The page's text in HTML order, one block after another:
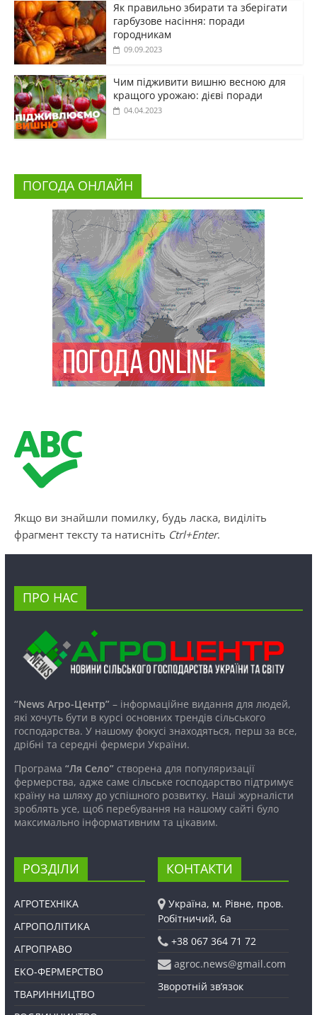
Як правильно збирати та зберігати
гарбузове насіння: поради
городникам
09.09.2023
Чим підживити вишню весною для
кращого урожаю: дієві поради
04.04.2023
ПОГОДА ОНЛАЙН
Якщо ви знайшли помилку, будь ласка, виділіть
фрагмент тексту та натисніть Ctrl+Enter.
ПРО НАС
“News Агро-Центр”– інформаційне видання для людей,
які хочуть бути в курсі основних трендів сільського
господарства. У нашому фокусі знаходяться, перш за все,
дрібні та середні фермери України.
Програма “Ля Село”створена для популяризації
фермерства, адже саме сільське господарство підтримує
країну на шляху до успішного розвитку. Наші журналісти
зроблять усе, щоб перебування на нашому сайті було
максимально інформативним та цікавим.
РОЗДІЛИ
АГРОТЕХНІКА
АГРОПОЛІТИКА
АГРОПРАВО
ЕКО-ФЕРМЕРСТВО
ТВАРИННИЦТВО
КОНТАКТИ
Україна, м. Рівне, пров.
Робітничий, 6а
+38 067 364 71 72
agroc.news@gmail.com
Зворотній зв’язок